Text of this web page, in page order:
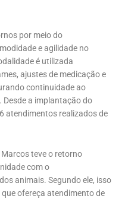
por meio do
e agilidade no
é utilizada
ajustes de medicação e
continuidade ao
a implantação do
atendimentos realizados de
teve o retorno
com o
animais. Segundo ele, isso
ofereça atendimento de